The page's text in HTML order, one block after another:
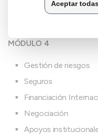
Medios de pago
MÓDULO 4
Gestión de riesgos
Seguros
Financiación
Negociación
Apoyos